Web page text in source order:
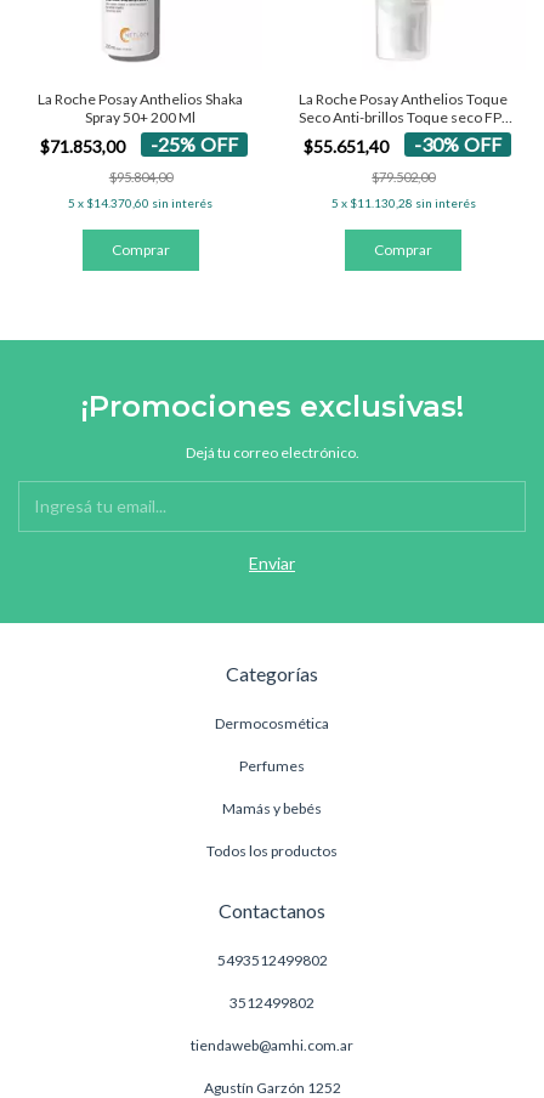
La Roche Posay Anthelios Shaka
Spray 50+ 200 Ml
$71.853,00 -25%OFF
$95.804,00
5 x $14.370,60 sin interés
La Roche Posay Anthelios Toque
Seco Anti-brillos Toque seco FPS
50+ - Con Color 50 Ml
$55.651,40 -30% OFF
$79.502,00
5 x $11.130,28 sin interés
¡Promociones exclusivas!
Dejá tu correo electrónico.
Categorías
Dermocosmética
Perfumes
Mamás y bebés
Todos los productos
Contactanos
5493512499802
3512499802
tiendaweb@amhi.com.ar
Agustín Garzón 1252